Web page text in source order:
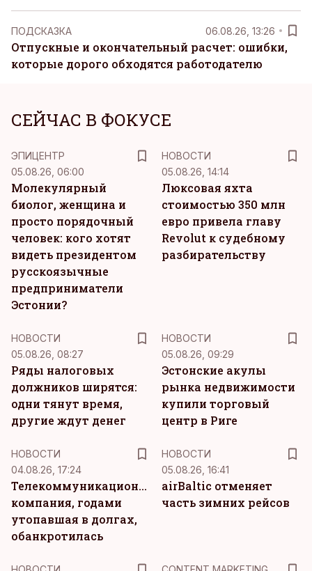
ПОДСКАЗКА 06.08.26, 13:26
Отпускные и окончательный расчет: ошибки,
которые дорого обходятся работодателю
СЕЙЧАС В ФОКУСЕ
ЭПИЦЕНТР
05.08.26, 06:00
Молекулярный
биолог, женщина и
просто порядочный
человек: кого хотят
видеть президентом
русскоязычные
предприниматели
Эстонии?
НОВОСТИ
05.08.26, 14:14
Люксовая яхта
стоимостью 350 млн
евро привела главу
Revolut к судебному
разбирательству
НОВОСТИ
05.08.26, 08:27
Ряды налоговых
должников ширятся:
одни тянут время,
другие ждут денег
НОВОСТИ
05.08.26, 09:29
Эстонские акулы
рынка недвижимости
купили торговый
центр в Риге
НОВОСТИ
04.08.26, 17:24
Телекоммуникационная
компания, годами
утопавшая в долгах,
обанкротилась
НОВОСТИ
05.08.26, 16:41
airBaltic отменяет
часть зимних рейсов